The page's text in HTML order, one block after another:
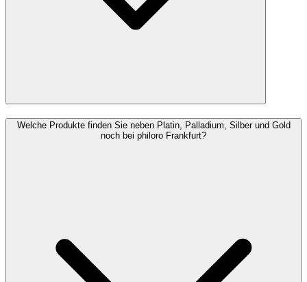
Welche Produkte finden Sie neben Platin, Palladium, Silber und Gold
noch bei philoro Frankfurt?